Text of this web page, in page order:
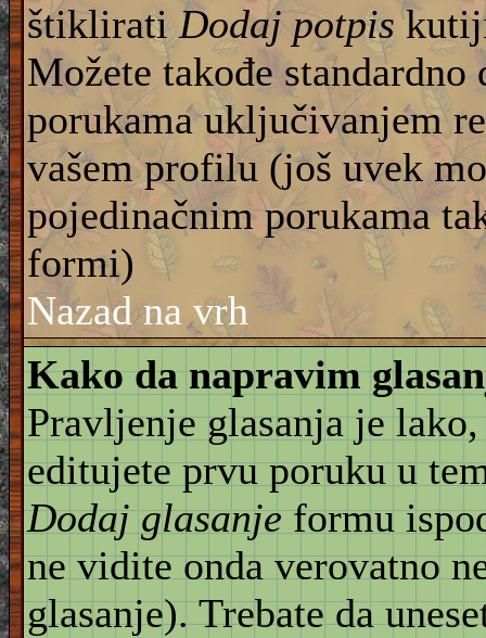
štiklirati Dodaj potpis
Možete takođe
porukama uključivanjem
vašem profilu (još uvek
pojedinačnim porukama
formi)
Nazad na vrh
Kako da napravim
Pravljenje glasanja je
editujete prvu poruku u
Dodaj glasanjeformu
ne vidite onda verovatno
glasanje). Trebate da